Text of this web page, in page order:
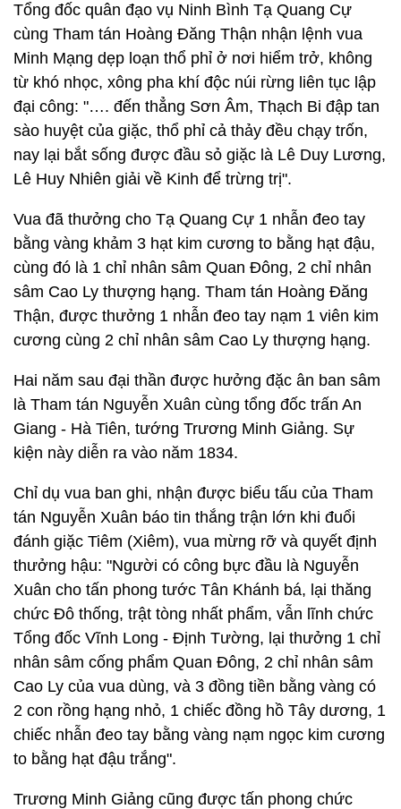
Tổng đốc quân đạo vụ Ninh Bình Tạ Quang Cự
cùng Tham tán Hoàng Đăng Thận nhận lệnh vua
Minh Mạng dẹp loạn thổ phỉ ở nơi hiểm trở, không
từ khó nhọc, xông pha khí độc núi rừng liên tục lập
đại công: "…. đến thẳng Sơn Âm, Thạch Bi đập tan
sào huyệt của giặc, thổ phỉ cả thảy đều chạy trốn,
nay lại bắt sống được đầu sỏ giặc là Lê Duy Lương,
Lê Huy Nhiên giải về Kinh để trừng trị".
Vua đã thưởng cho Tạ Quang Cự 1 nhẫn đeo tay
bằng vàng khảm 3 hạt kim cương to bằng hạt đậu,
cùng đó là 1 chỉ nhân sâm Quan Đông, 2 chỉ nhân
sâm Cao Ly thượng hạng. Tham tán Hoàng Đăng
Thận, được thưởng 1 nhẫn đeo tay nạm 1 viên kim
cương cùng 2 chỉ nhân sâm Cao Ly thượng hạng.
Hai năm sau đại thần được hưởng đặc ân ban sâm
là Tham tán Nguyễn Xuân cùng tổng đốc trấn An
Giang - Hà Tiên, tướng Trương Minh Giảng. Sự
kiện này diễn ra vào năm 1834.
Chỉ dụ vua ban ghi, nhận được biểu tấu của Tham
tán Nguyễn Xuân báo tin thắng trận lớn khi đuổi
đánh giặc Tiêm (Xiêm), vua mừng rỡ và quyết định
thưởng hậu: "Người có công bực đầu là Nguyễn
Xuân cho tấn phong tước Tân Khánh bá, lại thăng
chức Đô thống, trật tòng nhất phẩm, vẫn lĩnh chức
Tổng đốc Vĩnh Long - Định Tường, lại thưởng 1 chỉ
nhân sâm cống phẩm Quan Đông, 2 chỉ nhân sâm
Cao Ly của vua dùng, và 3 đồng tiền bằng vàng có
2 con rồng hạng nhỏ, 1 chiếc đồng hồ Tây dương, 1
chiếc nhẫn đeo tay bằng vàng nạm ngọc kim cương
to bằng hạt đậu trắng".
Trương Minh Giảng cũng được tấn phong chức